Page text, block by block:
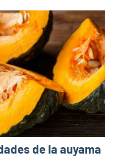
de la auyama